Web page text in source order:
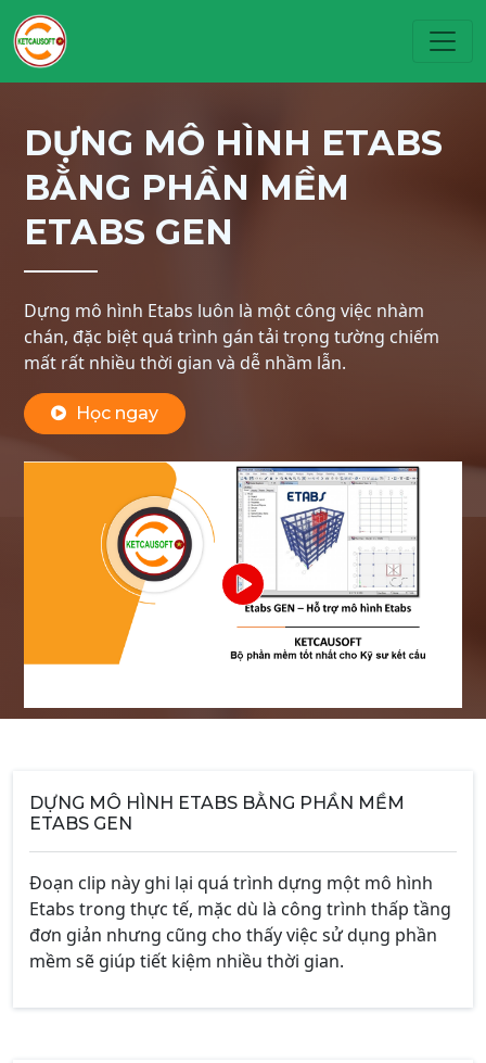
DỰNG MÔ HÌNH ETABS
BẰNG PHẦN MỀM
ETABS GEN
Dựng mô hình Etabs luôn là một công việc nhàm
chán, đặc biệt quá trình gán tải trọng tường chiếm
mất rất nhiều thời gian và dễ nhầm lẫn.
Học ngay
DỰNG MÔ HÌNH ETABS BẰNG PHẦN MỀM
ETABS GEN
Đoạn clip này ghi lại quá trình dựng một mô hình
Etabs trong thực tế, mặc dù là công trình thấp tầng
đơn giản nhưng cũng cho thấy việc sử dụng phần
mềm sẽ giúp tiết kiệm nhiều thời gian.